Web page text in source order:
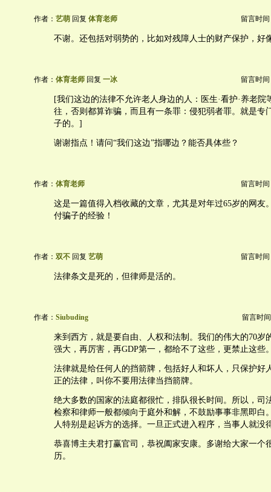
作者： 艺萌 回复 体育老师 留言时间
不谢。还包括对弱势的，比如对残障人士的财产保护，好
作者： 体育老师 回复 一冰 留言时间
[我们这边的法律不允许老人身边的人：医生·看护·养老院
往，否则都算诈骗，而且有一条罪：侵犯弱者罪。就是专
子的。]
谢谢指点！请问“我们这边”指哪边？能否具体些？
作者： 体育老师 留言时间
这是一篇值得入档收藏的文章，尤其是对年过65岁的网友
付骗子的经验！
作者： 双不 回复 艺萌 留言时间
法律条文是死的，但律师是活的。
作者： Siubuding 留言时
来到西方，就是要自由、人权和法制。我们的伟大的70岁
强大，再厉害，再GDP第一，都给不了这些，更禁止这些
法律就是给任何人的挡箭牌，包括好人和坏人，只保护好
正的法律，叫你不要用法律当挡箭牌。
绝大多数的国家的法庭都很忙，排队很长时间。所以，司
检察和律师一般都倾向于庭外和解，不鼓励事事非黑即白
人特别是起诉方的选择。一旦正式进入程序，当事人就没
恭喜博主夫君打赢官司，恭祝阖家安康。多谢给大家一个
历。